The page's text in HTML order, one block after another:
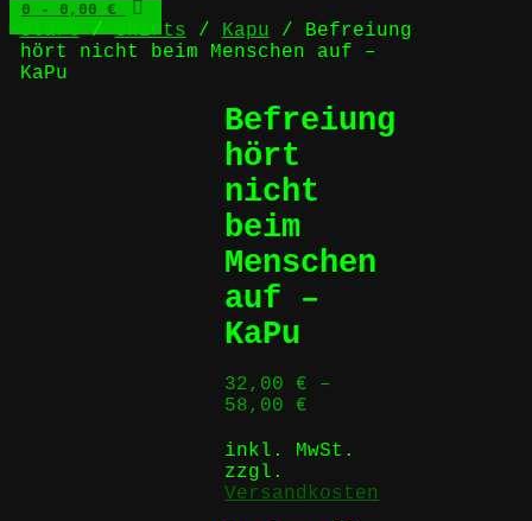
0 - 0,00 €
Start/Shirts / Kapu / Befreiung
hört nicht beim Menschen auf –
KaPu
Befreiung
hört
nicht
beim
Menschen
auf –
KaPu
32,00€ –
58,00€
inkl. MwSt.
zzgl.
Versandkosten